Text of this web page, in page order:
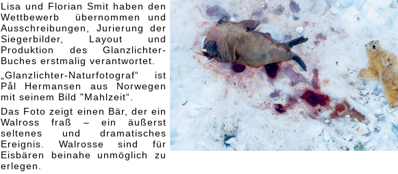
Lisa und Florian Smit haben den
Wettbewerb übernommen und
Ausschreibungen, Jurierung der
Siegerbilder, Layout und
Produktion des Glanzlichter-
Buches erstmalig verantwortet.
„Glanzlichter-Naturfotograf“ ist
Pål Hermansen aus Norwegen
mit seinem Bild "Mahlzeit“.
Das Foto zeigt einen Bär, der ein
Walross fraß – ein äußerst
seltenes und dramatisches
Ereignis. Walrosse sind für
Eisbären beinahe unmöglich zu
erlegen.